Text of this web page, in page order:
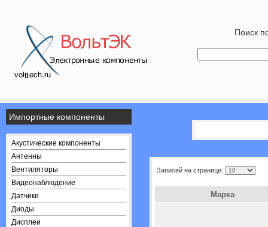
Поиск
Импортные компоненты
Акустические компоненты
Антенны
Вентиляторы
Видеонаблюдение
Датчики
Диоды
Дисплеи
Записей на странице:
Марка